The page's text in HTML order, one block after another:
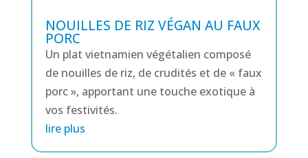
NOUILLES DE RIZ VÉGAN AU FAUX
PORC
Un plat vietnamien végétalien composé
de nouilles de riz, de crudités et de « faux
porc », apportant une touche exotique à
vos festivités.
lire plus